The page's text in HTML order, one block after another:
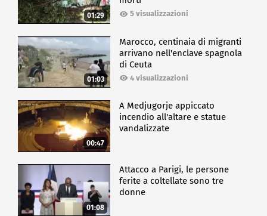
01:29 5 visualizzazioni
01:03
Marocco, centinaia di migranti
arrivano nell'enclave spagnola
di Ceuta
4 visualizzazioni
00:47
A Medjugorje appiccato
incendio all'altare e statue
vandalizzate
01:08
Attacco a Parigi, le persone
ferite a coltellate sono tre
donne